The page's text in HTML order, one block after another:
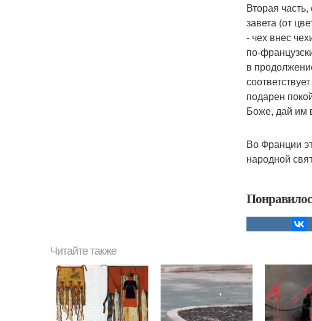
Вторая
завета (от
- чех внес
по-
в
подарен
Боже, дай им
Во Франции
народной
Читайте также